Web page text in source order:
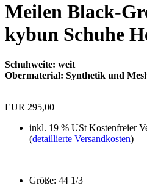
Meilen Black-
kybun Schuhe
Schuhweite: weit
Obermaterial: Synthetik und
EUR 295,00
inkl. 19 % USt Kostenfreier
(detaillierte Versandkosten)
Größe: 44 1/3